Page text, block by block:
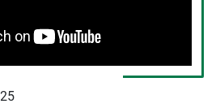
pratique à manipuler
au lave-vaisselle.
aussi bien à des